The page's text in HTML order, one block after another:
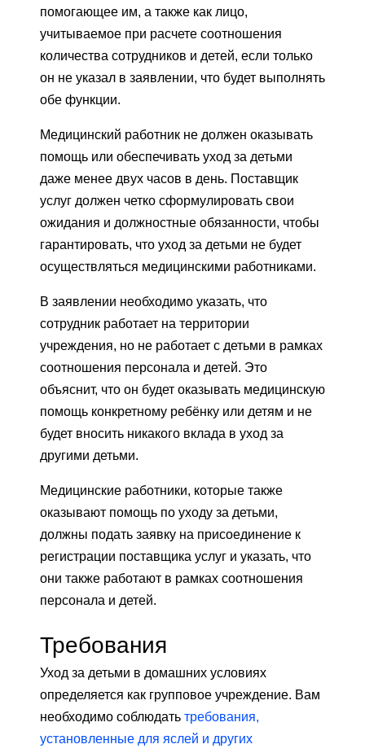
помогающее им, а также как лицо,
учитываемое при расчете соотношения
количества сотрудников и детей, если только
он не указал в заявлении, что будет выполнять
обе функции.
Медицинский работник не должен оказывать
помощь или обеспечивать уход за детьми
даже менее двух часов в день. Поставщик
услуг должен четко сформулировать свои
ожидания и должностные обязанности, чтобы
гарантировать, что уход за детьми не будет
осуществляться медицинскими работниками.
В заявлении необходимо указать, что
сотрудник работает на территории
учреждения, но не работает с детьми в рамках
соотношения персонала и детей. Это
объяснит, что он будет оказывать медицинскую
помощь конкретному ребёнку или детям и не
будет вносить никакого вклада в уход за
другими детьми.
Медицинские работники, которые также
оказывают помощь по уходу за детьми,
должны подать заявку на присоединение к
регистрации поставщика услуг и указать, что
они также работают в рамках соотношения
персонала и детей.
Требования
Уход за детьми в домашних условиях
определяется как групповое учреждение. Вам
необходимо соблюдать требования,
установленные для яслей и других